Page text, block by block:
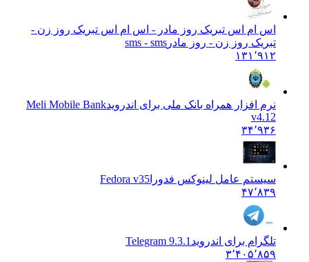
اس ام اس تبریک روز مادر - اس ام اس تبریک روز زن -
تبریک روز زن - روز مادر sms - sms
۱۳۱٬۹۱۲
نرم افزار همراه بانک ملی برای اندرویدMeli Mobile Bank
v4.12
۳۴٬۹۳۶
سیستم عامل لینوکس فدورا Fedora v35
۴۷٬۸۳۹
تلگرام برای اندروید Telegram 9.3.1
۳٬۴۰۵٬۸۵۹